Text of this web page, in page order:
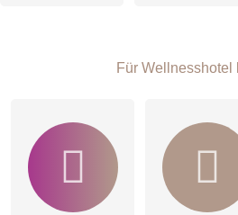
Wellnesshotel-Eintrag zu stellen.
Für Wellnesshotel